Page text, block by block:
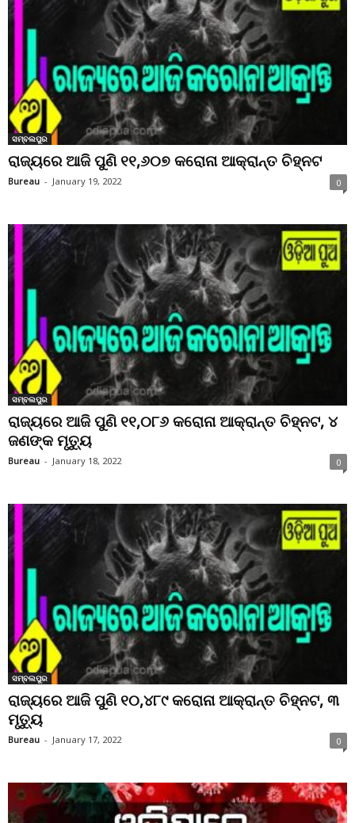
ସମ୍ବଲପୁର
ରାଜ୍ୟରେ ଆଜି ପୁଣି ୧୧,୬୦୭ କରୋନା ଆକ୍ରାନ୍ତ ଚିହ୍ନଟ
Bureau - January 19, 2022 0
ସମ୍ବଲପୁର
ରାଜ୍ୟରେ ଆଜି ପୁଣି ୧୧,୦୮୬ କରୋନା ଆକ୍ରାନ୍ତ ଚିହ୍ନଟ, ୪
ଜଣଙ୍କ ମୃତ୍ୟୁ
Bureau - January 18, 2022 0
ସମ୍ବଲପୁର
ରାଜ୍ୟରେ ଆଜି ପୁଣି ୧୦,୪୮୯ କରୋନା ଆକ୍ରାନ୍ତ ଚିହ୍ନଟ, ୩
ମୃତ୍ୟୁ
Bureau - January 17, 2022 0